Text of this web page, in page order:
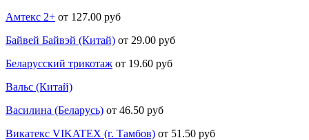
Амтекс 2+ от 127.00 руб
Байвей Байвэй (Китай) от 29.00 руб
Беларусский трикотаж от 19.60 руб
Вальс (Китай)
Василина (Беларусь) от 46.50 руб
Викатекс VIKATEX (г. Тамбов) от 51.50 руб